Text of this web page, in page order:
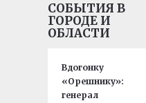
СОБЫТИЯ В
ГОРОДЕ И
ОБЛАСТИ
Вдогонку
«Орешнику»:
генерал